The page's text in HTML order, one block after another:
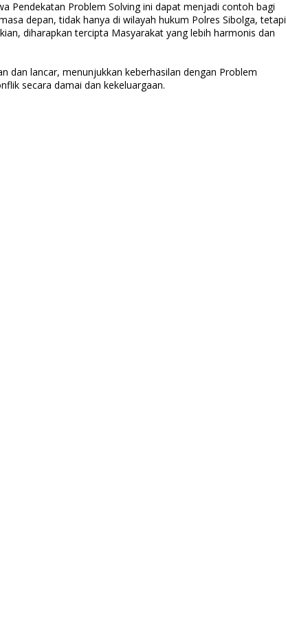
Pendekatan Problem Solving ini dapat menjadi contoh bagi
depan, tidak hanya di wilayah hukum Polres Sibolga, tetapi
diharapkan tercipta Masyarakat yang lebih harmonis dan
dan lancar, menunjukkan keberhasilan dengan Problem
secara damai dan kekeluargaan.